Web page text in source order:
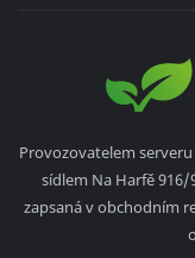
Provozovatelem
sídlem Na Harfě 916/
zapsaná v obchodním